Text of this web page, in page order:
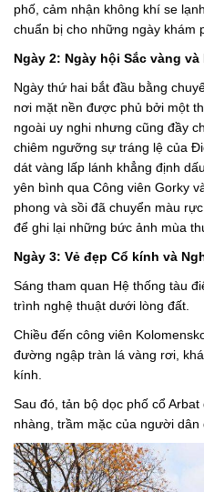
phố, cảm nhận không khí se
chuẩn bị cho những ngày khám
Ngày 2: Ngày hội Sắc vàng
Ngày thứ hai bắt đầu bằng
nơi mặt nền được phủ bởi một
ngoài uy nghi nhưng cũng đầy
chiêm ngưỡng sự tráng lệ của
dát vàng lấp lánh khẳng định
yên bình qua Công viên Gorky
phong và sồi đã chuyển màu
để ghi lại những bức ảnh mùa
Ngày 3: Vẻ đẹp Cổ kính và
Sáng tham quan Hệ thống tàu
trình nghệ thuật dưới lòng đất.
Chiều đến công viên
đường ngập tràn lá vàng rơi,
kính.
Sau đó, tản bộ dọc phố cổ
nhàng, trầm mặc của người dân